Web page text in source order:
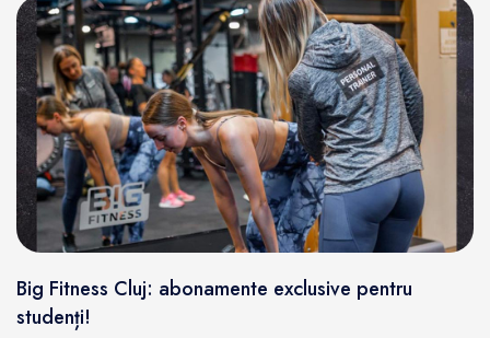
Big Fitness Cluj: abonamente exclusive pentru
studenți!